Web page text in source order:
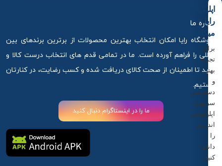
درباره ما
فروشگاه رایا امکان انتخاب بهترین محصولات از برترین برندهای بین
المللی را فراهم آورده است. ما در تمامی قدم های انتخاب درست کالا و
خرید تا اطمینان از صحت کالای دریافت شده و کسب رضایت، در کنارتان
هستیم.
ما را در اینستاگرام دنبال کنید
اپلیکیشن
رایا
میکاپ
برای
تجربه
بهتر
و
دسترسی
سریع‌تر،
اپلیکیشن
اندروید
را
دانلود
کنید.